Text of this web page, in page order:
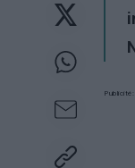
Publicité: